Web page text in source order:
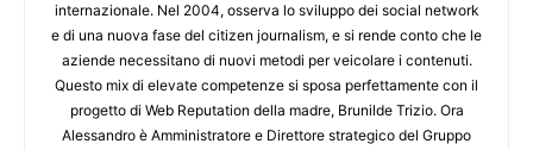
internazionale. Nel 2004, osserva lo sviluppo dei social network
e di una nuova fase del citizen journalism, e si rende conto che le
aziende necessitano di nuovi metodi per veicolare i contenuti.
Questo mix di elevate competenze si sposa perfettamente con il
progetto di Web Reputation della madre, Brunilde Trizio. Ora
Alessandro è Amministratore e Direttore strategico del Gruppo